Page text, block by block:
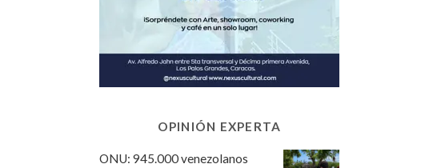
OPINIÓN EXPERTA
ONU: 945.000 venezolanos